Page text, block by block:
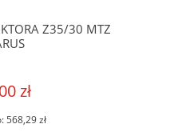
Z35/30 MTZ
zł
568,29 zł